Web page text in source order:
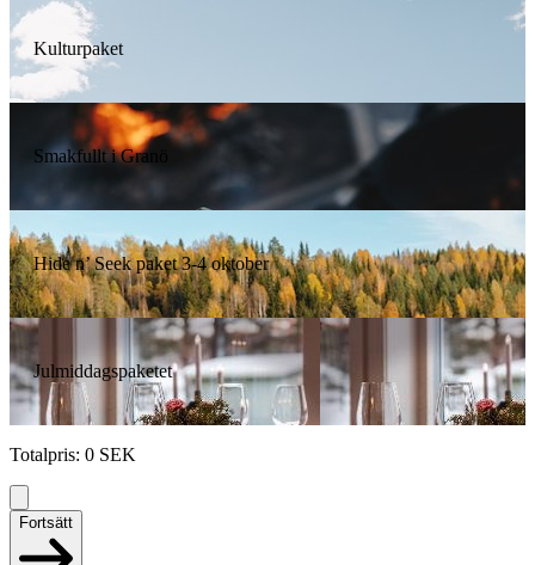
Kulturpaket
Smakfullt i Granö
Hide n’ Seek paket 3-4 oktober
Julmiddagspaketet
Totalpris: 0 SEK
Fortsätt